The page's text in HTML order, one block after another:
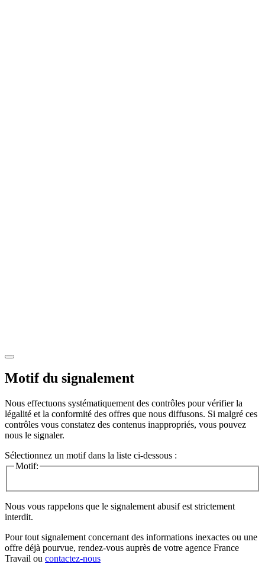
Motif du signalement
Nous effectuons systématiquement des contrôles pour vérifier la
légalité et la conformité des offres que nous diffusons. Si malgré ces
contrôles vous constatez des contenus inappropriés, vous pouvez
nous le signaler.
Sélectionnez un motif dans la liste ci-dessous :
Motif:
Nous vous rappelons que le signalement abusif est strictement
interdit.
Pour tout signalement concernant des informations inexactes ou une
offre déjà pourvue, rendez-vous auprès de votre agence France
Travail ou contactez-nous